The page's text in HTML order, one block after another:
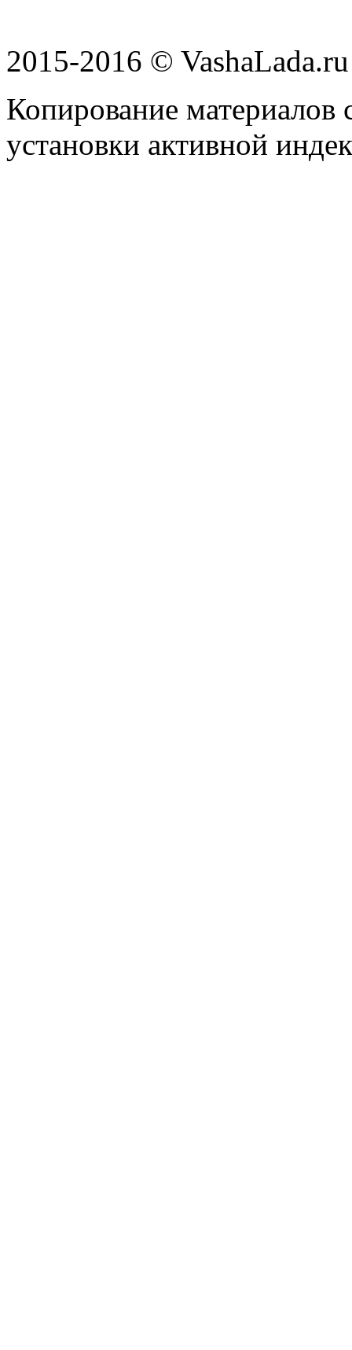
2015-2016 © VashaLada.ru
Копирование материалов
установки активной